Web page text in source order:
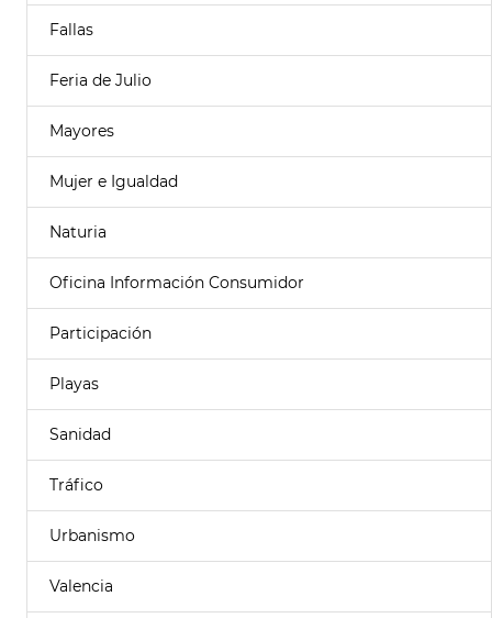
Fallas
Feria de Julio
Mayores
Mujer e Igualdad
Naturia
Oficina Información Consumidor
Participación
Playas
Sanidad
Tráfico
Urbanismo
Valencia